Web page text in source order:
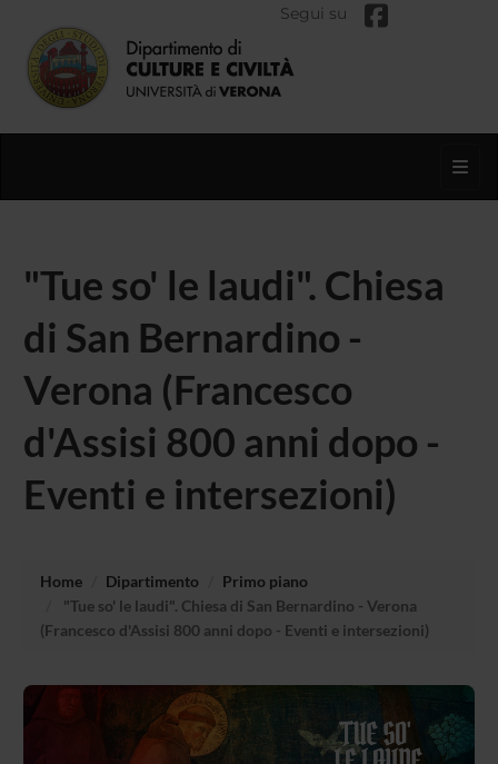
Segui su
"Tue so' le laudi". Chiesa
di San Bernardino -
Verona (Francesco
d'Assisi 800 anni dopo -
Eventi e intersezioni)
Home Dipartimento
Primo piano
"Tue so' le laudi". Chiesa di San Bernardino - Verona
(Francesco d'Assisi 800 anni dopo - Eventi e intersezioni)